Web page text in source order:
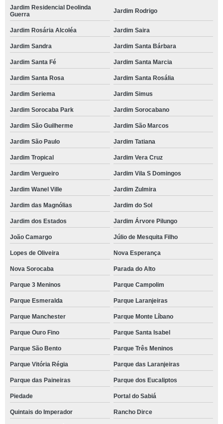
Jardim Residencial Deolinda
Guerra
Jardim Rodrigo
Jardim Rosária Alcoléa Jardim Saira
Jardim Sandra Jardim Santa Bárbara
Jardim Santa Fé Jardim Santa Marcia
Jardim Santa Rosa Jardim Santa Rosália
Jardim Seriema Jardim Simus
Jardim Sorocaba Park Jardim Sorocabano
Jardim São Guilherme Jardim São Marcos
Jardim São Paulo Jardim Tatiana
Jardim Tropical Jardim Vera Cruz
Jardim Vergueiro Jardim Vila S Domingos
Jardim Wanel Ville Jardim Zulmira
Jardim das Magnólias Jardim do Sol
Jardim dos Estados Jardim Árvore Pilungo
João Camargo Júlio de Mesquita Filho
Lopes de Oliveira Nova Esperança
Nova Sorocaba Parada do Alto
Parque 3 Meninos Parque Campolim
Parque Esmeralda Parque Laranjeiras
Parque Manchester Parque Monte Líbano
Parque Ouro Fino Parque Santa Isabel
Parque São Bento Parque Três Meninos
Parque Vitória Régia Parque das Laranjeiras
Parque das Paineiras Parque dos Eucaliptos
Piedade Portal do Sabiá
Quintais do Imperador Rancho Dirce